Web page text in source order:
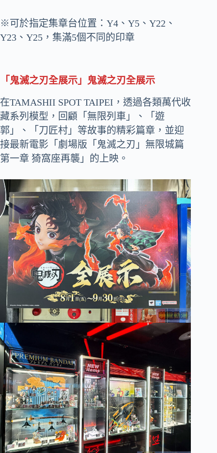
※可於指定集章台位置：Y4、Y5、Y22、
Y23、Y25，集滿5個不同的印章
「鬼滅之刃全展示」鬼滅之刃全展示
在TAMASHII SPOT TAIPEI，透過各類萬代收
藏系列模型，回顧「無限列車」、「遊
郭」、「刀匠村」等故事的精彩篇章，並迎
接最新電影「劇場版「鬼滅之刃」無限城篇
第一章 猗窩座再襲」的上映。